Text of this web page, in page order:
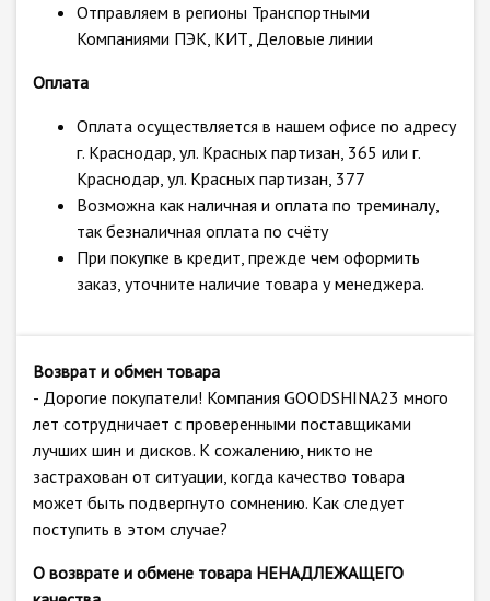
Отправляем в регионы Транспортными
Компаниями ПЭК, КИТ, Деловые линии
Оплата
Оплата осуществляется в нашем офисе по адресу
г. Краснодар, ул. Красных партизан, 365 или г.
Краснодар, ул. Красных партизан, 377
Возможна как наличная и оплата по треминалу,
так безналичная оплата по счёту
При покупке в кредит, прежде чем оформить
заказ, уточните наличие товара у менеджера.
Возврат и обмен товара
- Дорогие покупатели! Компания GOODSHINA23 много
лет сотрудничает с проверенными поставщиками
лучших шин и дисков. К сожалению, никто не
застрахован от ситуации, когда качество товара
может быть подвергнуто сомнению. Как следует
поступить в этом случае?
О возврате и обмене товара НЕНАДЛЕЖАЩЕГО